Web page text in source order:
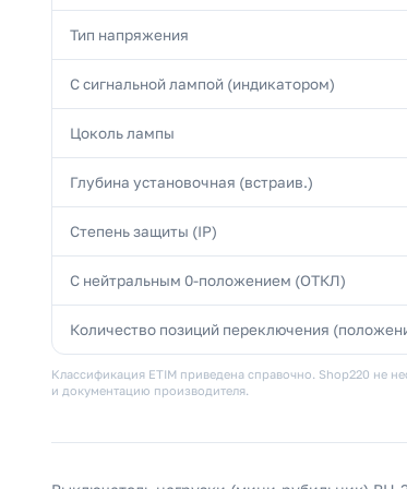
Тип напряжения
С сигнальной лампой (индикатором)
Цоколь лампы
Глубина установочная (встраив.)
Степень защиты (IP)
С нейтральным 0-положением (ОТКЛ)
Количество позиций переключения
Классификация ETIM приведена справочно. Shop220 не
и документацию производителя.